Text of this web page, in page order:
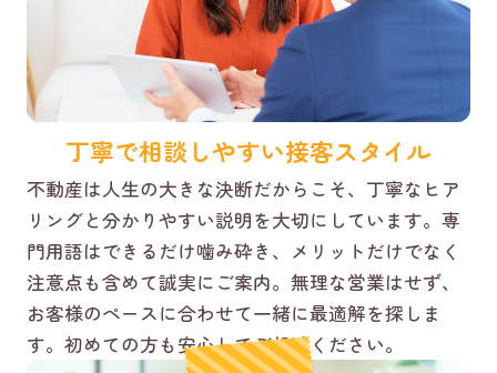
丁寧で相談しやすい接客スタイル
不動産は人生の大きな決断だからこそ、丁寧なヒア
リングと分かりやすい説明を大切にしています。専
門用語はできるだけ噛み砕き、メリットだけでなく
注意点も含めて誠実にご案内。無理な営業はせず、
お客様のペースに合わせて一緒に最適解を探しま
す。初めての方も安心してご相談ください。